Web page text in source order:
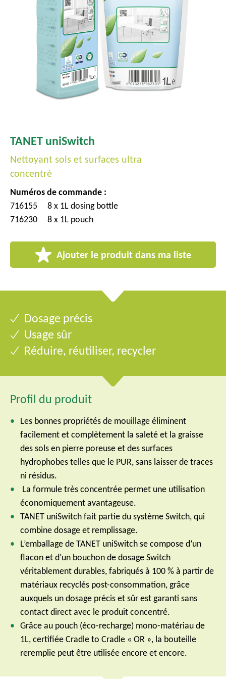
TANET uniSwitch
Nettoyant sols et surfaces ultra
concentré
Numéros de commande :
716155
8 x 1L dosing bottle
716230
8 x 1L pouch
Ajouter le produit dans ma liste
Dosage précis
Usage sûr
Réduire, réutiliser, recycler
Profil du produit
Les bonnes propriétés de mouillage éliminent
facilement et complètement la saleté et la graisse
des sols en pierre poreuse et des surfaces
hydrophobes telles que le PUR, sans laisser de traces
ni résidus.
La formule très concentrée permet une utilisation
économiquement avantageuse.
TANET uniSwitch fait partie du système Switch, qui
combine dosage et remplissage.
L’emballage de TANET uniSwitch se compose d’un
flacon et d’un bouchon de dosage Switch
véritablement durables, fabriqués à 100 % à partir de
matériaux recyclés post-consommation, grâce
auxquels un dosage précis et sûr est garanti sans
contact direct avec le produit concentré.
Grâce au pouch (éco-recharge) mono-matériau de
1L, certifiée Cradle to Cradle « OR », la bouteille
reremplie peut être utilisée encore et encore.